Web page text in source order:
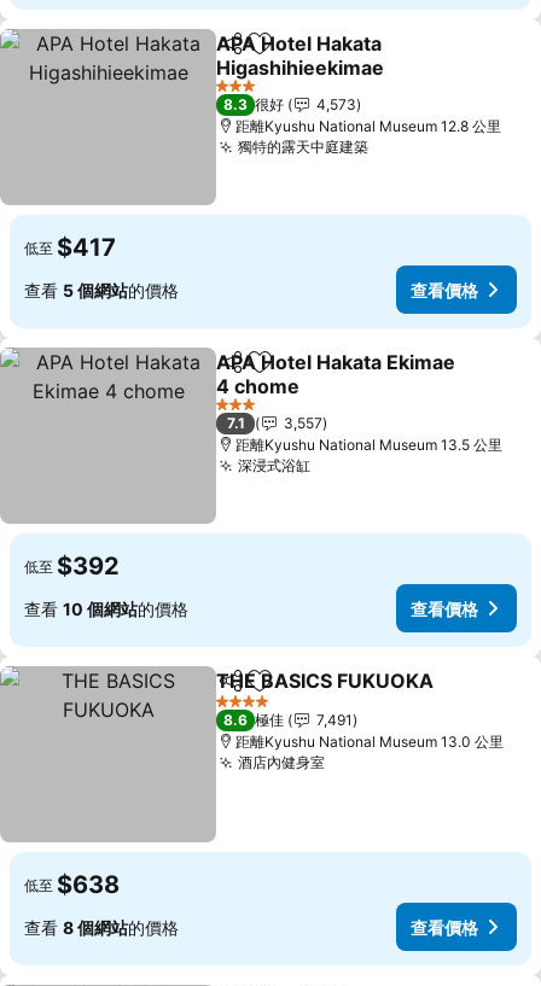
分享 放到收藏夾
APA Hotel Hakata
Higashihieekimae
查看價格
3 星級
8.3 很好
4,573
距離Kyushu National Museum 12.8 公里
獨特的露天中庭建築查看價格
低至 $417
查看 5 個網站的價格 查看價格
分享 放到收藏夾
APA Hotel Hakata Ekimae
4 chome
查看價格
3 星級
7.1
3,557
距離Kyushu National Museum 13.5 公里
深浸式浴缸查看價格
低至 $392
查看 10 個網站的價格 查看價格
分享 放到收藏夾
THE BASICS FUKUOKA
4 星級
8.6 極佳
7,491
距離Kyushu National Museum 13.0 公里
酒店內健身室查看價格
低至 $638
查看 8 個網站的價格 查看價格